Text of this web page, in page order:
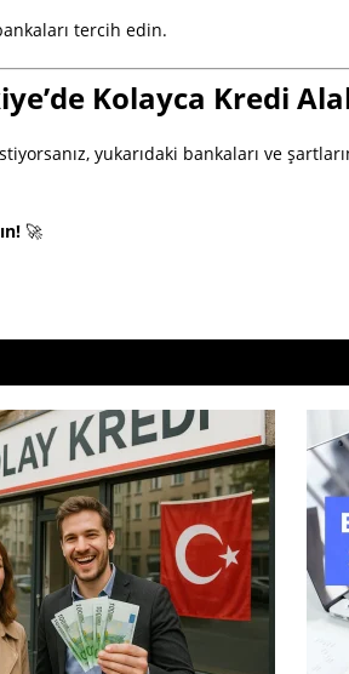
tercih edin.
Kolayca Kredi
yukarıdaki bankaları ve
🚀